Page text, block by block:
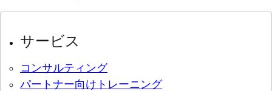
サービス
コンサルティング
パートナー向けトレーニング